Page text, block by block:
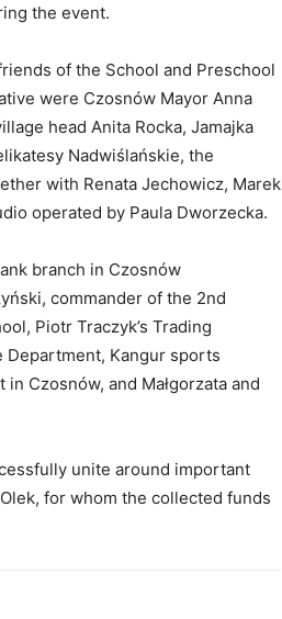
the event.
of the School and Preschool
were Czosnów Mayor Anna
head Anita Rocka, Jamajka
Nadwiślańskie, the
with Renata Jechowicz, Marek
operated by Paula Dworzecka.
branch in Czosnów
commander of the 2nd
Piotr Traczyk’s Trading
Department, Kangur sports
Czosnów, and Małgorzata and
unite around important
for whom the collected funds